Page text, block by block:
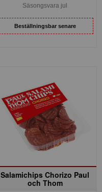
Säsongsvara jul
Beställningsbar senare
Salamichips Chorizo Paul
och Thom